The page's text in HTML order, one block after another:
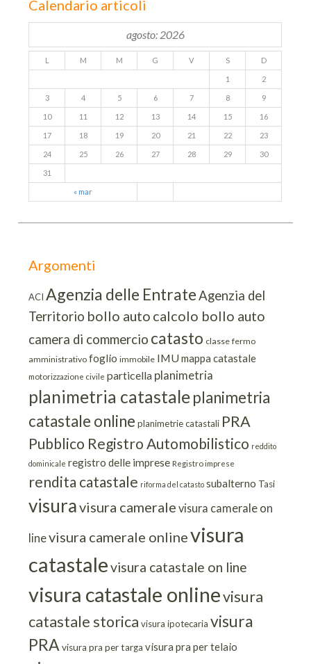
Calendario articoli
agosto: 2026
L M M G V S D
« mar
1 2
3 4 5 6 7 8 9
10 11 12 13 14 15 16
17 18 19 20 21 22 23
24 25 26 27 28 29 30
31
Argomenti
ACI Agenzia delle EntrateAgenzia del
Territorio bollo auto calcolo bollo auto
camera di commercio catasto classe fermo
amministrativo foglio immobile IMUmappa catastale
motorizzazione civile particella planimetria
planimetria catastaleplanimetria
catastale online planimetrie catastali PRA
Pubblico Registro Automobilistico reddito
dominicale registro delle imprese Registro imprese
rendita catastale riforma del catasto subalterno Tasi
visuravisura camerale visura camerale on
linevisura camerale onlinevisura
catastalevisura catastale on line
visura catastale onlinevisura
catastale storica visura ipotecaria visura
PRA visura pra per targa visura pra per telaio